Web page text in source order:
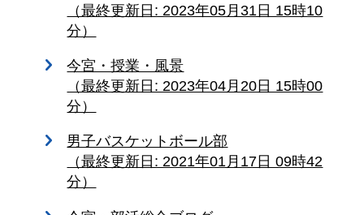
（最終更新日: 2023年05月31日 15時10
分）
今宮・授業・風景
（最終更新日: 2023年04月20日 15時00
分）
男子バスケットボール部
（最終更新日: 2021年01月17日 09時42
分）